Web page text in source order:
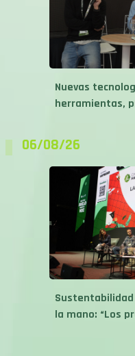
Nuevas
herramientas,
06/08/26
la mano: “Los